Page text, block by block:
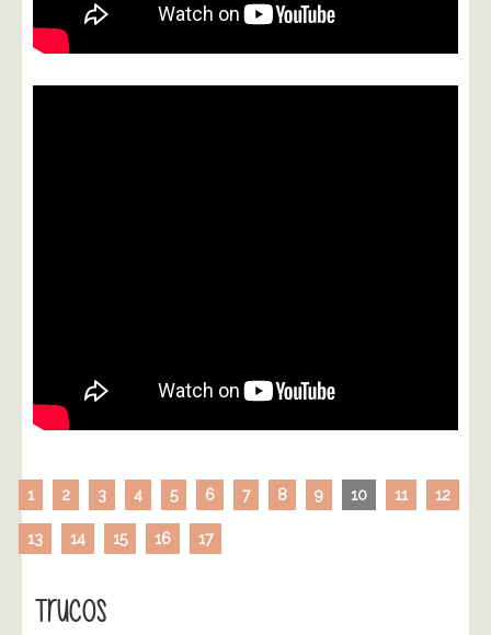
1 2 3 4 5 6 7 8 9 10 11 12
13 14 15 16 17
Trucos